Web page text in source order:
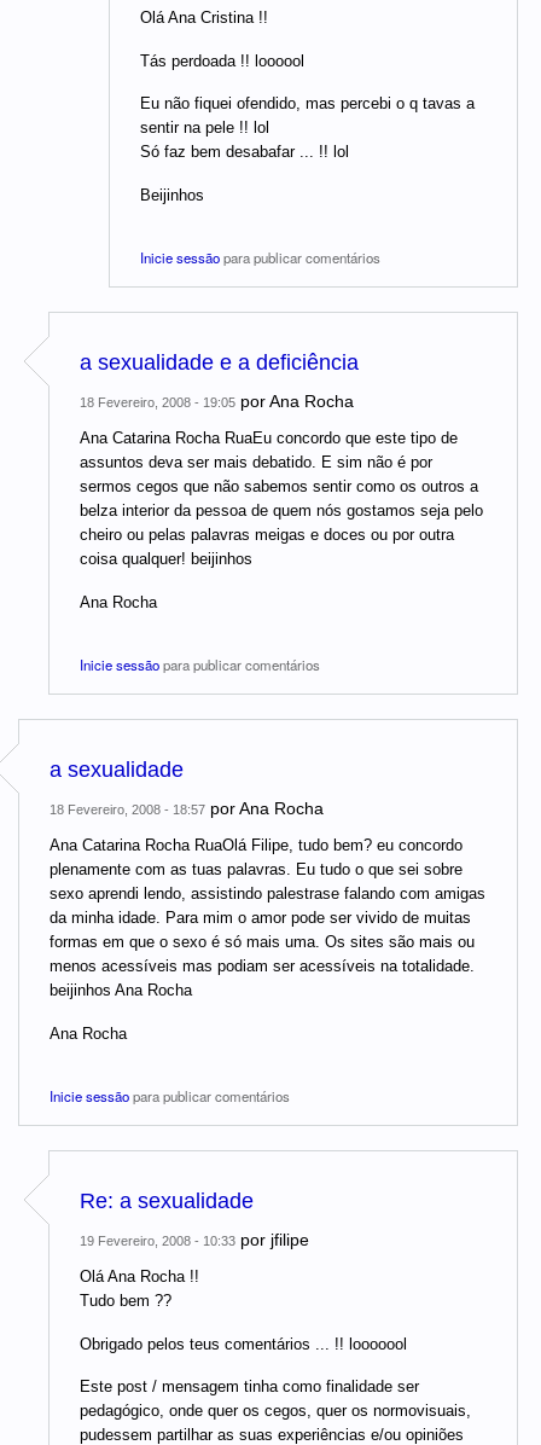
Olá Ana Cristina !!
Tás perdoada !! loooool
Eu não fiquei ofendido, mas percebi o q tavas a
sentir na pele !! lol
Só faz bem desabafar ... !! lol
Beijinhos
Inicie sessãopara publicar comentários
a sexualidade e a deficiência
18 Fevereiro, 2008 - 19:05 porAna Rocha
Ana Catarina Rocha RuaEu concordo que este tipo de
assuntos deva ser mais debatido. E sim não é por
sermos cegos que não sabemos sentir como os outros a
belza interior da pessoa de quem nós gostamos seja pelo
cheiro ou pelas palavras meigas e doces ou por outra
coisa qualquer! beijinhos
Ana Rocha
Inicie sessãopara publicar comentários
a sexualidade
18 Fevereiro, 2008 - 18:57 porAna Rocha
Ana Catarina Rocha RuaOlá Filipe, tudo bem? eu concordo
plenamente com as tuas palavras. Eu tudo o que sei sobre
sexo aprendi lendo, assistindo palestrase falando com amigas
da minha idade. Para mim o amor pode ser vivido de muitas
formas em que o sexo é só mais uma. Os sites são mais ou
menos acessíveis mas podiam ser acessíveis na totalidade.
beijinhos Ana Rocha
Ana Rocha
Inicie sessãopara publicar comentários
Re: a sexualidade
19 Fevereiro, 2008 - 10:33 por jfilipe
Olá Ana Rocha !!
Tudo bem ??
Obrigado pelos teus comentários ... !! looooool
Este post / mensagem tinha como finalidade ser
pedagógico, onde quer os cegos, quer os normovisuais,
pudessem partilhar as suas experiências e/ou opiniões